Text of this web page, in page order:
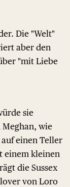
Die "Welt"
aber den
"mit Liebe
sie
Meghan, wie
einen Teller
einem kleinen
die Sussex
von Loro